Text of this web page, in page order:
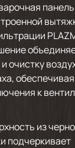
очистку
к
из
подчеркивает